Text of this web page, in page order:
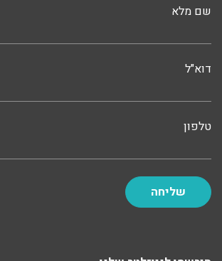
שם מלא
דוא"ל
טלפון